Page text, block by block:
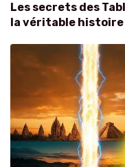
Les secrets des
la véritable histoire